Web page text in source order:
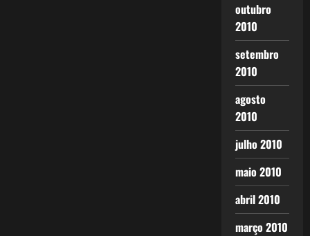
outubro
2010
setembro
2010
agosto
2010
julho 2010
maio 2010
abril 2010
março 2010